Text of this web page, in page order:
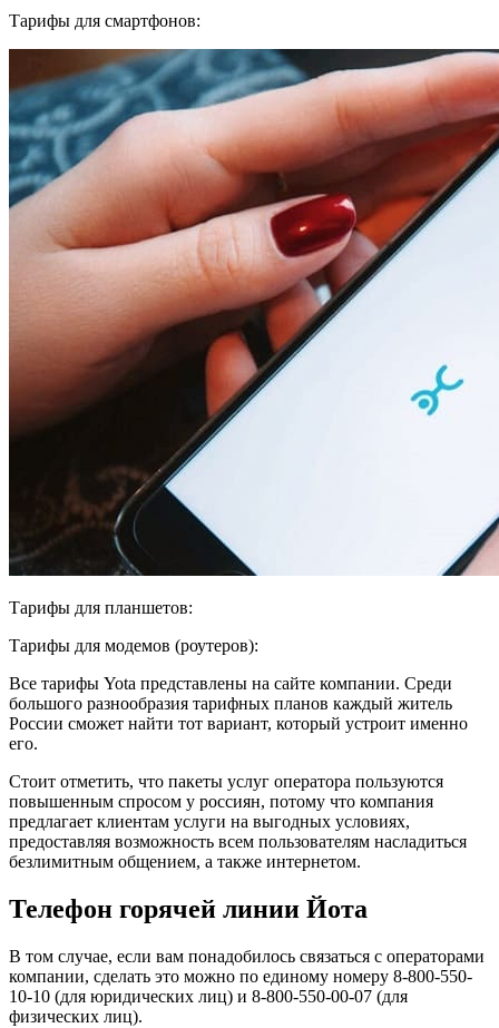
Тарифы для смартфонов:
Тарифы для планшетов:
Тарифы для модемов (роутеров):
Все тарифы Yota представлены на сайте компании. Среди
большого разнообразия тарифных планов каждый житель
России сможет найти тот вариант, который устроит именно
его.
Стоит отметить, что пакеты услуг оператора пользуются
повышенным спросом у россиян, потому что компания
предлагает клиентам услуги на выгодных условиях,
предоставляя возможность всем пользователям насладиться
безлимитным общением, а также интернетом.
Телефон горячей линии Йота
В том случае, если вам понадобилось связаться с операторами
компании, сделать это можно по единому номеру 8-800-550-
10-10 (для юридических лиц) и 8-800-550-00-07 (для
физических лиц).